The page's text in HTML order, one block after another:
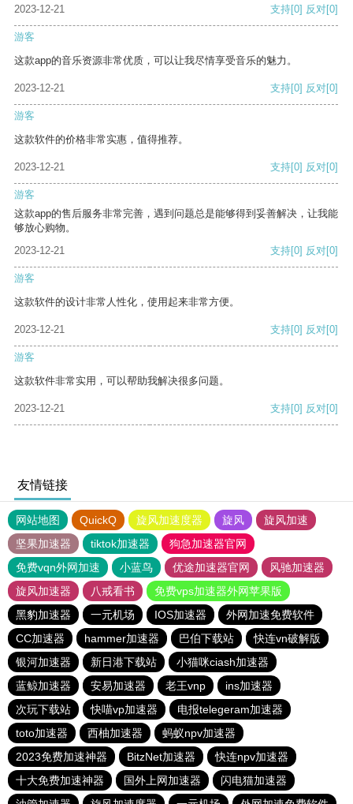
2023-12-21 支持[0] 反对[0]
游客
这款app的音乐资源非常优质，可以让我尽情享受音乐的魅力。
2023-12-21 支持[0] 反对[0]
游客
这款软件的价格非常实惠，值得推荐。
2023-12-21 支持[0] 反对[0]
游客
这款app的售后服务非常完善，遇到问题总是能够得到妥善解决，让我能
够放心购物。
2023-12-21
支持[0] 反对[0]
游客
这款软件的设计非常人性化，使用起来非常方便。
2023-12-21 支持[0] 反对[0]
游客
这款软件非常实用，可以帮助我解决很多问题。
2023-12-21 支持[0] 反对[0]
友情链接
网站地图 QuickQ 旋风加速度器 旋风
旋风加速
坚果加速器
tiktok加速器
狗急加速器官网
免费vqn外网加速
小蓝鸟 优途加速器官网
风驰加速器
旋风加速器
八戒看书
免费vps加速器外网苹果版
黑豹加速器
一元机场 IOS加速器
外网加速免费软件
CC加速器
hammer加速器 巴伯下载站
快连vn破解版
银河加速器
新日港下载站
小猫咪ciash加速器
蓝鲸加速器
安易加速器 老王vnp
ins加速器
次玩下载站
快喵vp加速器
电报telegeram加速器
toto加速器
西柚加速器
蚂蚁npv加速器
2023免费加速神器
BitzNet加速器
快连npv加速器
十大免费加速神器
国外上网加速器
闪电猫加速器